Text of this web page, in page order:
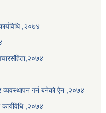
,२०७४
व्यवस्थापन गर्न बनेको ऐन ,२०७४
कार्यविधि ,२०७४